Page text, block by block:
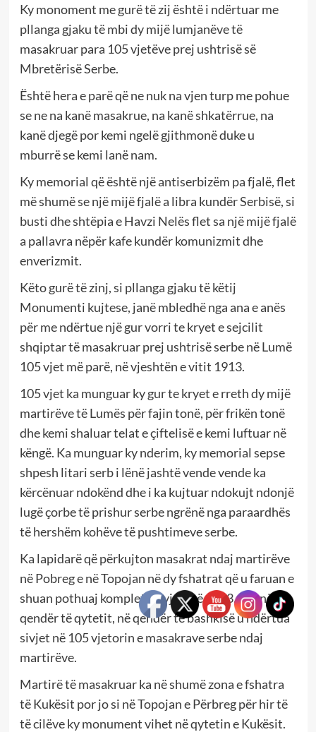
Ky monoment me gurë të zij është i ndërtuar me
pllanga gjaku të mbi dy mijë lumjanëve të
masakruar para 105 vjetëve prej ushtrisë së
Mbretërisë Serbe.
Është hera e parë që ne nuk na vjen turp me pohue
se ne na kanë masakrue, na kanë shkatërrue, na
kanë djegë por kemi ngelë gjithmonë duke u
mburrë se kemi lanë nam.
Ky memorial që është një antiserbizëm pa fjalë, flet
më shumë se një mijë fjalë a libra kundër Serbisë, si
busti dhe shtëpia e Havzi Nelës flet sa një mijë fjalë
a pallavra nëpër kafe kundër komunizmit dhe
enverizmit.
Këto gurë të zinj, si pllanga gjaku të këtij
Monumenti kujtese, janë mbledhë nga ana e anës
për me ndërtue një gur vorri te kryet e sejcilit
shqiptar të masakruar prej ushtrisë serbe në Lumë
105 vjet më parë, në vjeshtën e vitit 1913.
105 vjet ka munguar ky gur te kryet e rreth dy mijë
martirëve të Lumës për fajin tonë, për frikën tonë
dhe kemi shaluar telat e çiftelisë e kemi luftuar në
këngë. Ka munguar ky nderim, ky memorial sepse
shpesh litari serb i lënë jashtë vende vende ka
kërcënuar ndokënd dhe i ka kujtuar ndokujt ndonjë
lugë çorbe të prishur serbe ngrënë nga paraardhës
të hershëm kohëve të pushtimeve serbe.
Ka lapidarë që përkujton masakrat ndaj martirëve
në Pobreg e në Topojan në dy fshatrat që u faruan e
shuan pothuaj komplet në vjeshtë 1913, por në
qendër të qytetit, në qendër të bashkisë u ndërtua
sivjet në 105 vjetorin e masakrave serbe ndaj
martirëve.
Martirë të masakruar ka në shumë zona e fshatra
të Kukësit por jo si në Topojan e Përbreg për hir të
të cilëve ky monument vihet në qytetin e Kukësit.